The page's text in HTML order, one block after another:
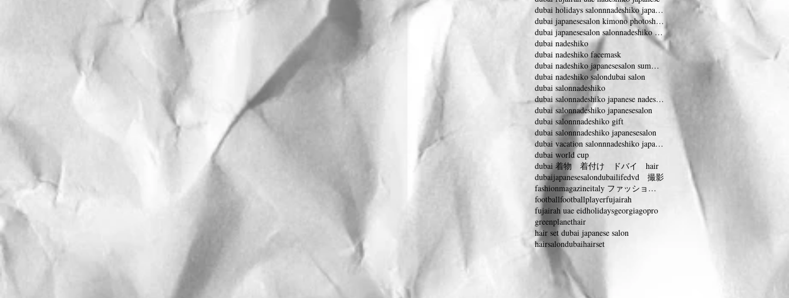
dubai holidays salonnnadeshiko japanesesalon
dubai japanesesalon kimono photoshooting
dubai japanesesalon salonnadeshiko vacation
dubai nadeshiko
dubai nadeshiko facemask
dubai nadeshiko japanesesalon summervacation
dubai nadeshiko salondubai salon
dubai salonnadeshiko
dubai salonnadeshiko japanese nadeshiko
dubai salonnadeshiko japanesesalon
dubai salonnnadeshiko gift
dubai salonnnadeshiko japanesesalon
dubai vacation salonnnadeshiko japanesesalon
dubai world cup
dubai 着物 着付け ドバイ hair
dubaijapanesesalondubailifedvd 撮影
fashionmagazineitaly ファッションマガジンイタリー
footballfootballplayerfujairah
fujairah uae eidholidaysgeorgiagopro
greenplanethair
hair set dubai japanese salon
hairsalondubaihairset